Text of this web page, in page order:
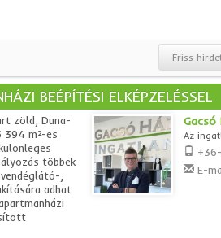
BEÉPÍTÉSI ELKÉPZELÉSSEL
zöld, Duna-
394 m²-es
többek
,
adhat
Gacsó
Az
E-